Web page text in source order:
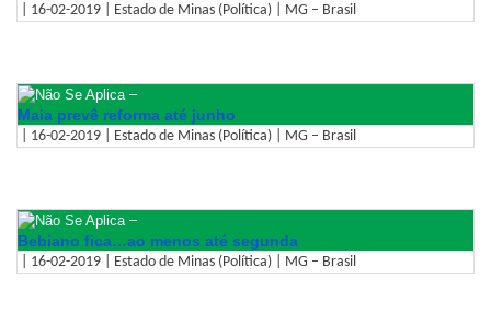
| 16-02-2019 | Estado de Minas (Política) | MG – Brasil
–
Maia prevê reforma até junho
| 16-02-2019 | Estado de Minas (Política) | MG – Brasil
–
Bebiano fica…ao menos até segunda
| 16-02-2019 | Estado de Minas (Política) | MG – Brasil